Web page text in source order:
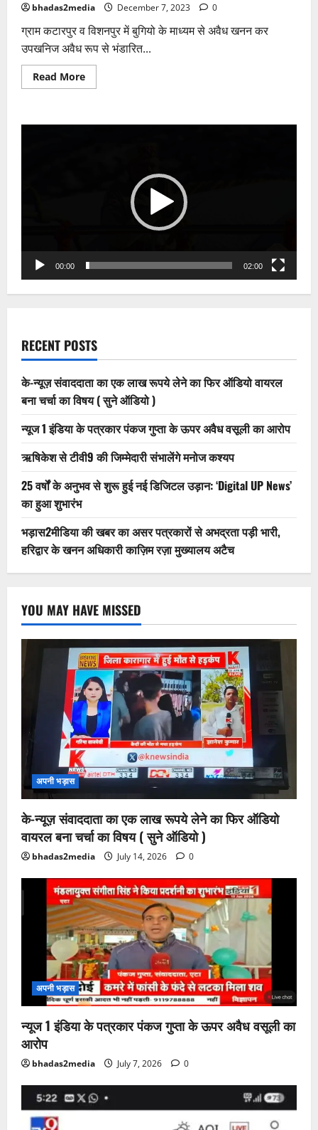
bhadas2media December 7, 2023 0
ग्राम कटारपुर व विशनपुर में बुगियो के माध्यम से अवैध खनन कर
उपखनिज अवैध रूप से भंडारित...
Read MoreRead
more
जिला
00:00 02:00
RECENT POSTS
के-न्यूज़ संवाददाता का एक लाख रूपये लेने का फिर ऑडियो वायरल
बना चर्चा का विषय ( सुने ऑडियो )
न्यूज 1 इंडिया के पत्रकार पंकज गुप्ता के ऊपर अवैध वसूली का आरोप
ऋषिकेश से टीवी9 की जिम्मेदारी संभालेंगे मनोज कश्यप
25 वर्षों के अनुभव से शुरू हुई नई डिजिटल उड़ान: ‘Digital UP News’
का हुआ शुभारंभ
भड़ास2मीडिया की खबर का असर पत्रकारों से अभद्रता पड़ी भारी,
हरिद्वार के खनन अधिकारी काज़िम रज़ा मुख्यालय अटैच
YOU MAY HAVE MISSED
अपनी भड़ास
के-न्यूज़ संवाददाता का एक लाख रूपये लेने का फिर ऑडियो
वायरल बना चर्चा का विषय ( सुने ऑडियो )
bhadas2media July 14, 2026 0
अपनी भड़ास
न्यूज 1 इंडिया के पत्रकार पंकज गुप्ता के ऊपर अवैध वसूली का
आरोप
bhadas2media July 7, 2026 0